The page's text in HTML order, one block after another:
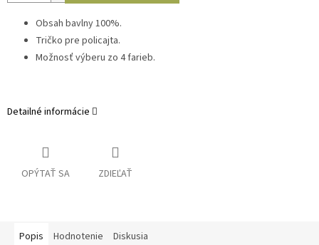
Obsah bavlny 100%.
Tričko pre policajta.
Možnosť výberu zo 4 farieb.
Detailné informácie
OPÝTAŤ SA ZDIEĽAŤ
Popis Hodnotenie Diskusia